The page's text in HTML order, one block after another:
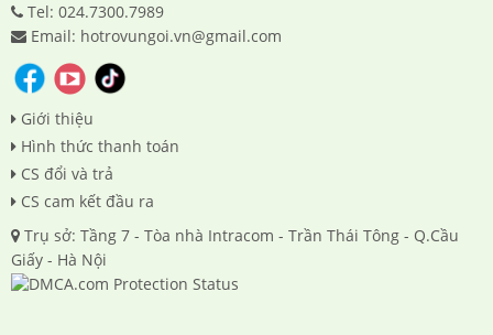
Tel: 024.7300.7989
Email: hotrovungoi.vn@gmail.com
Giới thiệu
Hình thức thanh toán
CS đổi và trả
CS cam kết đầu ra
Trụ sở: Tầng 7 - Tòa nhà Intracom - Trần Thái Tông - Q.Cầu
Giấy - Hà Nội